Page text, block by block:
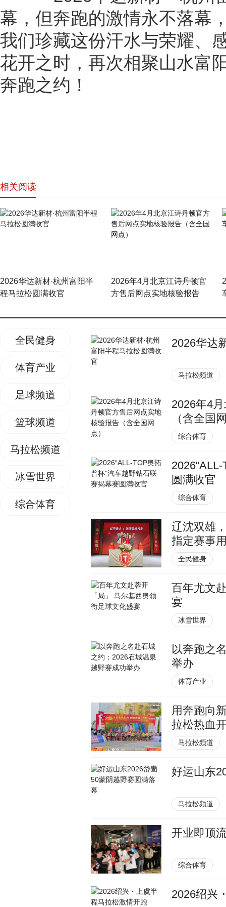
幕，但奔跑的激情永不落幕
我们珍藏这份汗水与荣耀、
花开之时，再次相聚山水富
奔跑之约！
相关阅读
2026华达新材·杭州富阳半
程马拉松圆满收官
2026年4月北京江诗丹顿官
方售后网点实地核验报告
全民健身
体育产业
足球频道
篮球频道
马拉松频道
冰雪世界
综合体育
2026华达
马拉松频道
2026年4
（含全国
综合体育
圆满收官
综合体育
辽沈双雄
指定赛事
全民健身
百年尤文
宴
冰雪世界
以奔跑之
举办
体育产业
用奔跑向
拉松热血
马拉松频道
好运山东
马拉松频道
开业即顶
综合体育
2026绍兴